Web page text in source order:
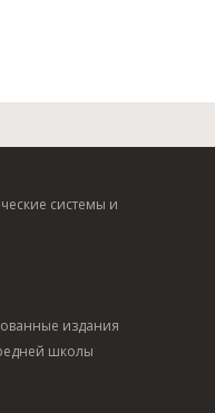
системы и
издания
школы